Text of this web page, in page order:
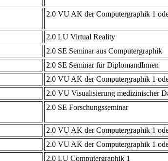
2.0 VU AK der Computergraphik 1
2.0 LU Virtual Reality
2.0 SE Seminar aus Computergraphik
2.0 SE Seminar für DiplomandInnen
2.0 VU AK der Computergraphik 1
2.0 VU Visualisierung medizinischer
2.0 SE Forschungsseminar
2.0 VU AK der Computergraphik 1
2.0 VU AK der Computergraphik 1
2.0 LU Computergraphik 1